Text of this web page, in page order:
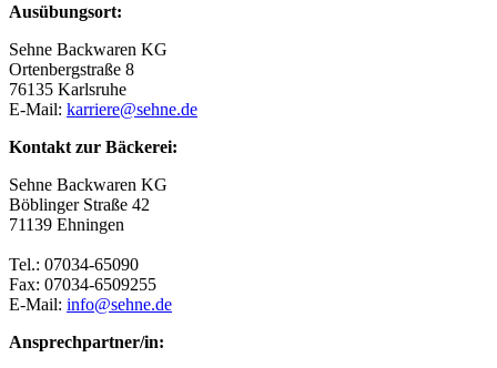
Ausübungsort:
Sehne Backwaren KG
Ortenbergstraße 8
76135 Karlsruhe
E-Mail: karriere@sehne.de
Kontakt zur Bäckerei:
Sehne Backwaren KG
Böblinger Straße 42
71139 Ehningen
Tel.: 07034-65090
Fax: 07034-6509255
E-Mail: info@sehne.de
Ansprechpartner/in: